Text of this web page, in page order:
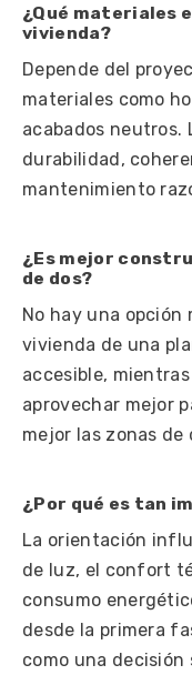
¿Qué materiales
vivienda?
Depende del
materiales como
acabados neutros.
durabilidad,
mantenimiento
¿Es mejor
de dos?
No hay una opción
vivienda de una
accesible,
aprovechar mejor
mejor las zonas de
¿Por qué es tan
La orientación
de luz, el confort
consumo
desde la primera
como una decisión